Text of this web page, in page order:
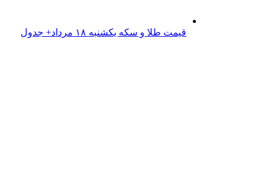
قیمت طلا و سکه یکشنبه ۱۸ مرداد+ جدول